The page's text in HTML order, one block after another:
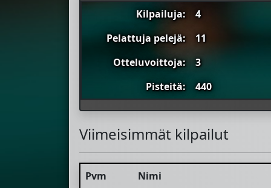
Kilpailuja:
4
Pelattuja pelejä:
11
Otteluvoittoja:
3
Pisteitä:
440
Viimeisimmät kilpailut
Pvm Nimi